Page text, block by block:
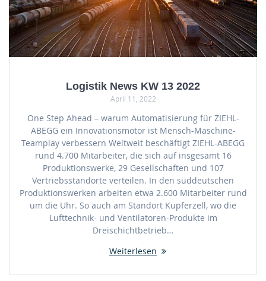
Logistik News KW 13 2022
April 11, 2022
One Step Ahead – warum Automatisierung für ZIEHL-
ABEGG ein Innovationsmotor ist Mensch-Maschine-
Teamplay verbessern Weltweit beschäftigt ZIEHL-ABEGG
rund 4.700 Mitarbeiter, die sich auf insgesamt 16
Produktionswerke, 29 Gesellschaften und 107
Vertriebsstandorte verteilen. In den süddeutschen
Produktionswerken arbeiten etwa 2.600 Mitarbeiter rund
um die Uhr. So auch am Standort Kupferzell, wo die
Lufttechnik- und Ventilatoren-Produkte im
Dreischichtbetrieb…
Weiterlesen